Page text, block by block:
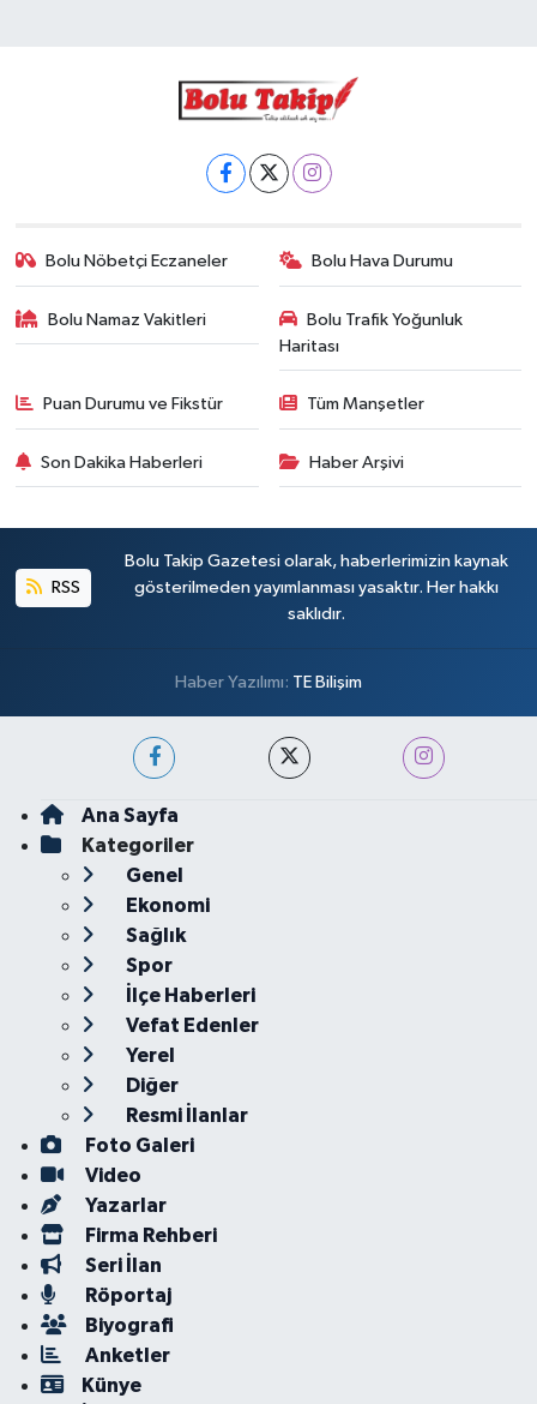
Bolu Nöbetçi Eczaneler Bolu Hava Durumu
Bolu Namaz Vakitleri
Bolu Trafik Yoğunluk
Haritası
Puan Durumu ve Fikstür Tüm Manşetler
Son Dakika Haberleri Haber Arşivi
RSS
Bolu Takip Gazetesi olarak, haberlerimizin kaynak
gösterilmeden yayımlanması yasaktır. Her hakkı
saklıdır.
Haber Yazılımı: TE Bilişim
Ana Sayfa
Kategoriler
Genel
Ekonomi
Sağlık
Spor
İlçe Haberleri
Vefat Edenler
Yerel
Diğer
Resmi İlanlar
Foto Galeri
Video
Yazarlar
Firma Rehberi
Seri İlan
Röportaj
Biyografi
Anketler
Künye